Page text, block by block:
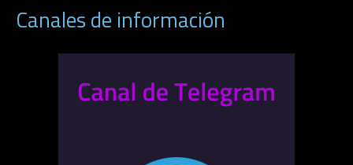
Canales de información